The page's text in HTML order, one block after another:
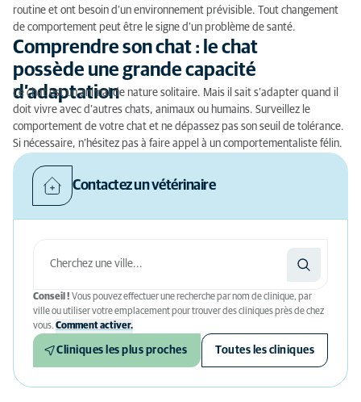
routine et ont besoin d’un environnement prévisible. Tout changement
de comportement peut être le signe d’un problème de santé.
Comprendre son chat : le chat
possède une grande capacité
d’adaptation
Le chat est un animal de nature solitaire. Mais il sait s’adapter quand il
doit vivre avec d’autres chats, animaux ou humains. Surveillez le
comportement de votre chat et ne dépassez pas son seuil de tolérance.
Si nécessaire, n’hésitez pas à faire appel à un comportementaliste félin.
Contactez un vétérinaire
Conseil ! Vous pouvez effectuer une recherche par nom de clinique, par
ville ou utiliser votre emplacement pour trouver des cliniques près de chez
vous. Comment activer.
Cliniques les plus proches Toutes les cliniques